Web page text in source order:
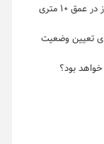
کشف مزارع زیرزمینی تولید رمرزارز در عمق ۱۰ متری
تعیین وضعیت
بود؟